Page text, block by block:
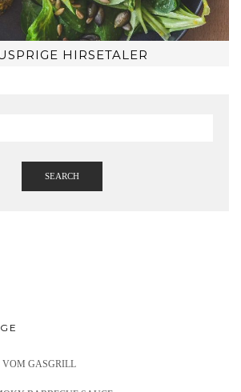
HIRSETALER
SEARCH
VOM GASGRILL